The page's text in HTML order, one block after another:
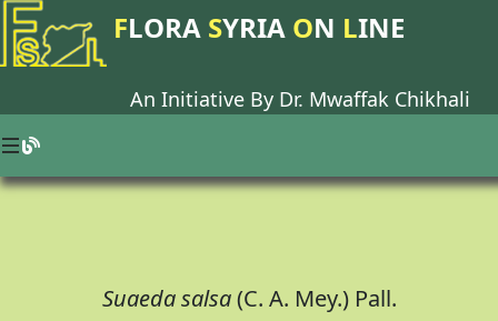
FLORA SYRIA ON LINE
An Initiative By Dr. Mwaffak Chikhali
Suaeda salsa(C. A. Mey.) Pall.